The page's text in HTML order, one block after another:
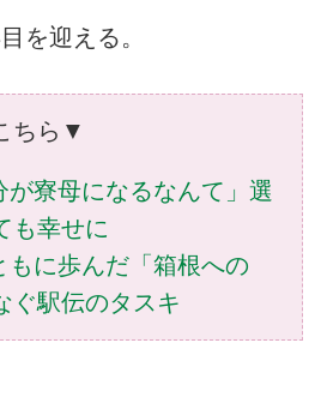
を迎える。
ちら▼
が寮母になるなんて」選
も幸せに
もに歩んだ「箱根への
ぐ駅伝のタスキ